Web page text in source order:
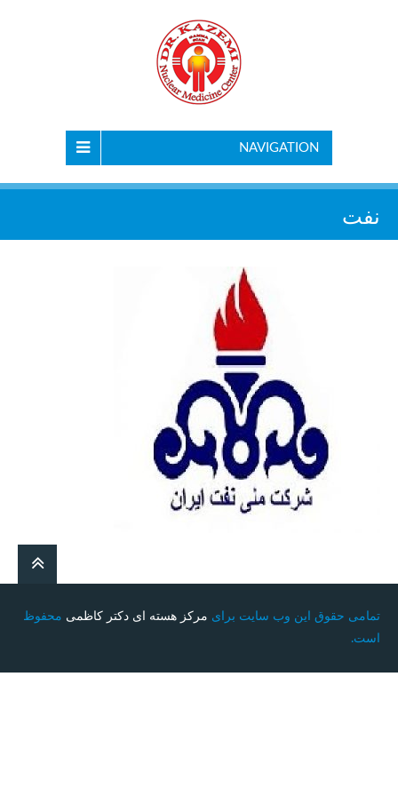
NAVIGATION
نفت
تمامی حقوق این وب سایت برای مرکز هسته ای دکتر کاظمی محفوظ
است.